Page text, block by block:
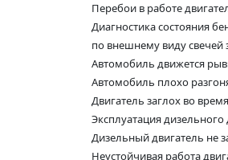
Перебои в работе
Диагностика состояния
по внешнему виду свечей
Автомобиль движется
Автомобиль плохо
Двигатель заглох во
Эксплуатация дизельного
Дизельный двигатель не
Неустойчивая работа